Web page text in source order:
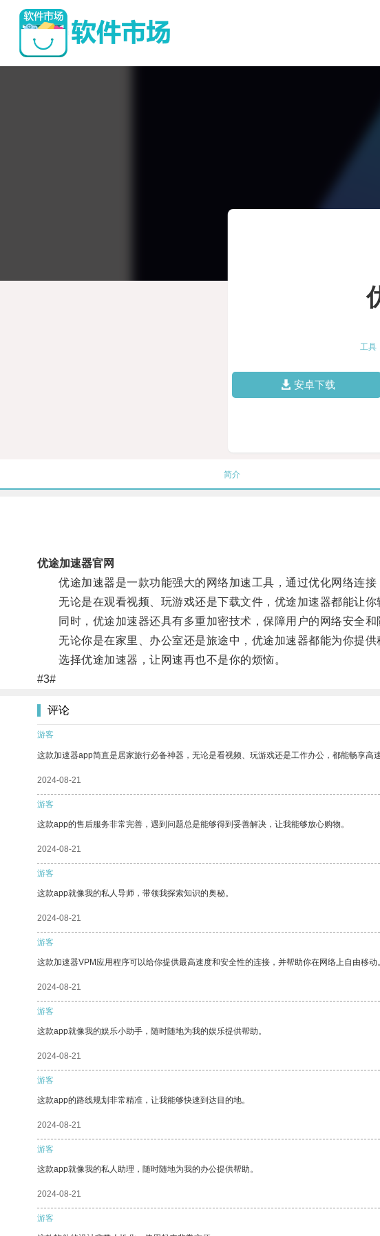
工具
安卓下载
简介
优途加速器官网
优途加速器是一款功能强大的网络加速工具，通过优化网络连接
无论是在观看视频、玩游戏还是下载文件，优途加速器都能让你
同时，优途加速器还具有多重加密技术，保障用户的网络安全和
无论你是在家里、办公室还是旅途中，优途加速器都能为你提供
选择优途加速器，让网速再也不是你的烦恼。
#3#
评论
游客
这款加速器app简直是居家旅行必备神器，无论是看视频、玩游戏还是工作办公，都能畅享高
2024-08-21
游客
这款app的售后服务非常完善，遇到问题总是能够得到妥善解决，让我能够放心购物。
2024-08-21
游客
这款app就像我的私人导师，带领我探索知识的奥秘。
2024-08-21
游客
这款加速器VPM应用程序可以给你提供最高速度和安全性的连接，并帮助你在网络上自由移动。
2024-08-21
游客
这款app就像我的娱乐小助手，随时随地为我的娱乐提供帮助。
2024-08-21
游客
这款app的路线规划非常精准，让我能够快速到达目的地。
2024-08-21
游客
这款app就像我的私人助理，随时随地为我的办公提供帮助。
2024-08-21
游客